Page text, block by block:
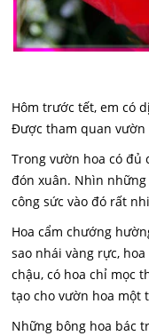
Hôm trước tết, em có
Được tham quan
Trong vườn hoa có đủ
đón xuân. Nhìn
công sức vào đó rất
Hoa cẩm chướng
sao nhái vàng rực,
chậu, có hoa chỉ mọc
tạo cho vườn hoa một
Những bông hoa bác